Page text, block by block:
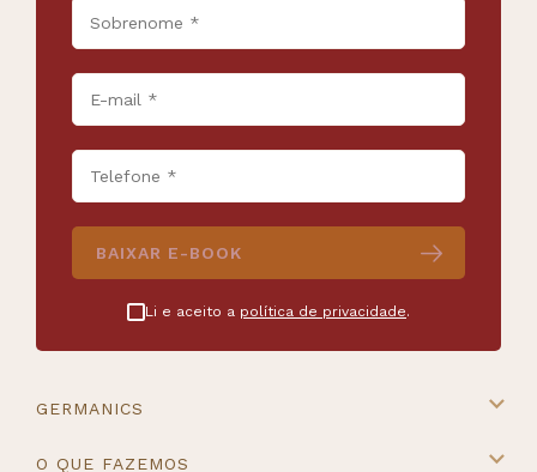
BAIXAR E-BOOK
Li e aceito a política de privacidade.
GERMANICS
O QUE FAZEMOS